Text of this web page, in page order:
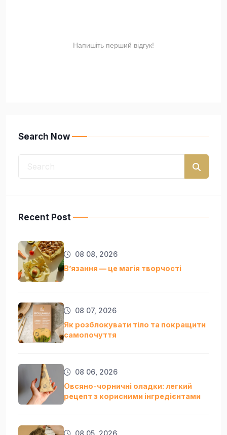
Search Now
Recent Post
08 08, 2026
Вʼязання — це магія творчості
08 07, 2026
Як розблокувати тіло та покращити
самопочуття
08 06, 2026
Овсяно-чорничні оладки: легкий
рецепт з корисними інгредієнтами
08 05, 2026